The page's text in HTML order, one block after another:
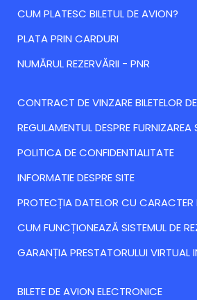
CUM PLATESC BILETUL DE AVION?
PLATA PRIN CARDURI
NUMĂRUL REZERVĂRII - PNR
CONTRACT DE VINZARE BILETELOR
REGULAMENTUL DESPRE FURNIZAREA
POLITICA DE CONFIDENTIALITATE
INFORMATIE DESPRE SITE
PROTECȚIA DATELOR CU CARACTER
CUM FUNCȚIONEAZĂ SISTEMUL DE
GARANȚIA PRESTATORULUI VIRTUAL
BILETE DE AVION ELECTRONICE